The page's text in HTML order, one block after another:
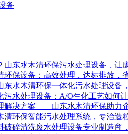
备
山东水木清环保污水处理设备，让
保设备：高效处理，达标排放，
东水木清环保一体化污水处理设备
污水处理设备：A/O生化工艺如何
解决方案——山东水木清环保助力
环保智能污水处理系统，专治造
破碎清洗废水处理设备专业制造商